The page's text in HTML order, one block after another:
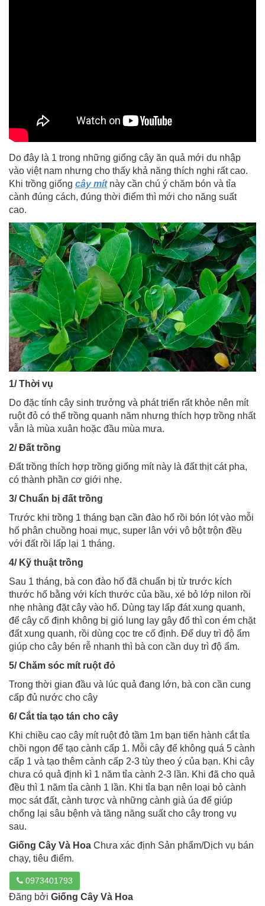
Do đây là 1 trong những giống cây ăn quả mới du nhập
vào việt nam nhưng cho thấy khả năng thích nghi rất cao.
Khi trồng giống cây mítnày cần chú ý chăm bón và tỉa
cành đúng cách, đúng thời điểm thì mới cho năng suất
cao.
1/ Thời vụ
Do đặc tính cây sinh trưởng và phát triển rất khỏe nên mít
ruột đỏ có thể trồng quanh năm nhưng thích hợp trồng nhất
vẫn là mùa xuân hoặc đầu mùa mưa.
2/ Đất trồng
Đất trồng thích hợp trồng giống mít này là đất thịt cát pha,
có thành phần cơ giới nhẹ.
3/ Chuẩn bị đất trồng
Trước khi trồng 1 tháng bạn cần đào hố rồi bón lót vào mỗi
hố phân chuồng hoai mục, super lân với vô bột trộn đều
với đất rồi lấp lại 1 tháng.
4/ Kỹ thuật trồng
Sau 1 tháng, bà con đào hố đã chuẩn bị từ trước kích
thước hố bằng với kích thước của bầu, xé bỏ lớp nilon rồi
nhẹ nhàng đặt cây vào hố. Dùng tay lấp đát xung quanh,
để cây cố định không bị gió lung lay gây đổ thì con ém chặt
đất xung quanh, rồi dùng cọc tre cố định. Để duy trì độ ẩm
giúp cho cây bén rễ nhanh thì bà con cần duy trì độ ẩm.
5/ Chăm sóc mít ruột đỏ
Trong thời gian đầu và lúc quả đang lớn, bà con cần cung
cấp đủ nước cho cây
6/ Cắt tỉa tạo tán cho cây
Khi chiều cao cây mít ruột đỏ tầm 1m bạn tiến hành cắt tỉa
chồi ngọn để tạo cành cấp 1. Mỗi cây để không quá 5 cành
cấp 1 và tạo thêm cành cấp 2-3 tùy theo ý của bạn. Khi cây
chưa có quả định kì 1 năm tỉa cành 2-3 lần. Khi đã cho quả
đều thì 1 năm tỉa cành 1 lần. Khi tỉa bạn nên loại bỏ cành
mọc sát đất, cành tược và những cành già úa để giúp
chống lại sâu bệnh và tăng năng suất cho cây trong vụ
sau.
Giống Cây Và Hoa Chưa xác định Sản phẩm/Dịch vụ bán
chạy, tiêu điểm.
0973401793
Đăng bởi Giống Cây Và Hoa